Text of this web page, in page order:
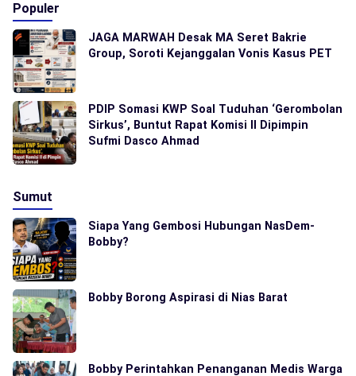
Populer
JAGA MARWAH Desak MA Seret Bakrie
Group, Soroti Kejanggalan Vonis Kasus PET
PDIP Somasi KWP Soal Tuduhan ‘Gerombolan
Sirkus’, Buntut Rapat Komisi II Dipimpin
Sufmi Dasco Ahmad
Sumut
Siapa Yang Gembosi Hubungan NasDem-
Bobby?
Bobby Borong Aspirasi di Nias Barat
Bobby Perintahkan Penanganan Medis Warga